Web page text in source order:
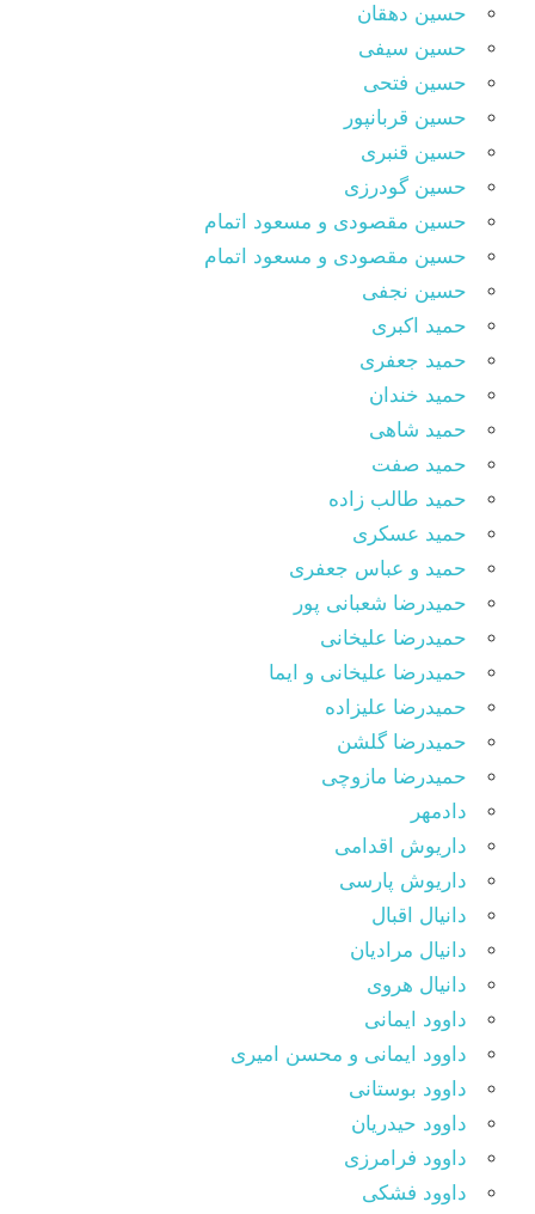
حسین دهقان
حسین سیفی
حسین فتحی
حسین قربانپور
حسین قنبری
حسین گودرزی
حسین مقصودى و مسعود اتمام
حسین مقصودی و مسعود اتمام
حسین نجفی
حمید اکبری
حمید جعفری
حمید خندان
حمید شاهی
حمید صفت
حمید طالب زاده
حمید عسکری
حمید و عباس جعفری
حمیدرضا شعبانی پور
حمیدرضا علیخانی
حمیدرضا علیخانی و ایما
حمیدرضا علیزاده
حمیدرضا گلشن
حمیدرضا مازوچی
دادمهر
داریوش اقدامی
داریوش پارسی
دانیال اقبال
دانیال مرادیان
دانیال هروی
داوود ایمانی
داوود ایمانی و محسن امیری
داوود بوستانی
داوود حیدریان
داوود فرامرزی
داوود فشکی